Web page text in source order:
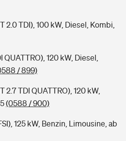
2.0 TDI), 100 kW, Diesel, Kombi,
QUATTRO), 120 kW, Diesel,
/ 899)
2.7 TDI QUATTRO), 120 kW,
(0588 / 900)
125 kW, Benzin, Limousine, ab